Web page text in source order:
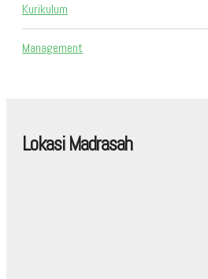
Kurikulum
Management
Lokasi Madrasah